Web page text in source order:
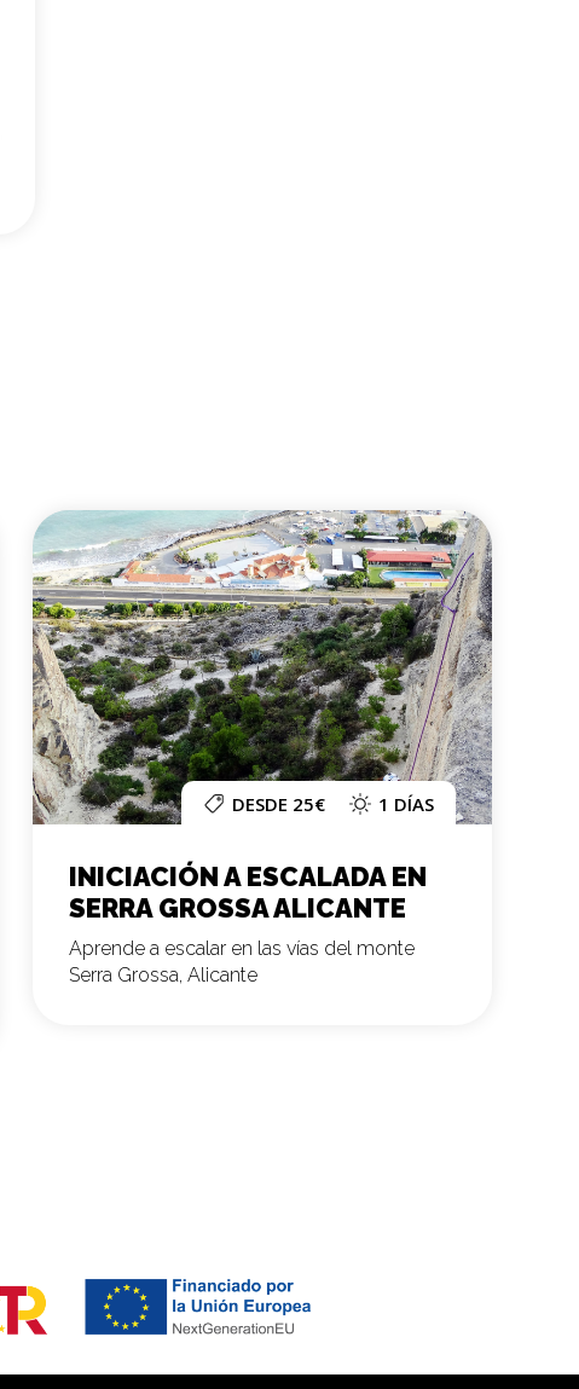
DESDE 25€ 1 DÍAS
INICIACIÓN A ESCALADA EN
SERRA GROSSA ALICANTE
Aprende a escalar en las vías del monte
Serra Grossa, Alicante